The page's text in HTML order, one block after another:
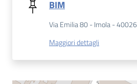
BIM
Via Emilia 80 - Imola - 40026
Maggiori dettagli